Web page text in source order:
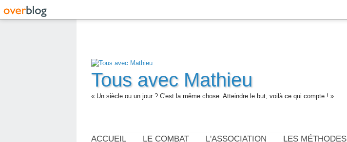
Tous avec Mathieu
« Un siècle ou un jour ? C'est la même chose. Atteindre le but, voilà ce qui compte ! »
ACCUEIL LE COMBAT L'ASSOCIATION LES MÉTHODES